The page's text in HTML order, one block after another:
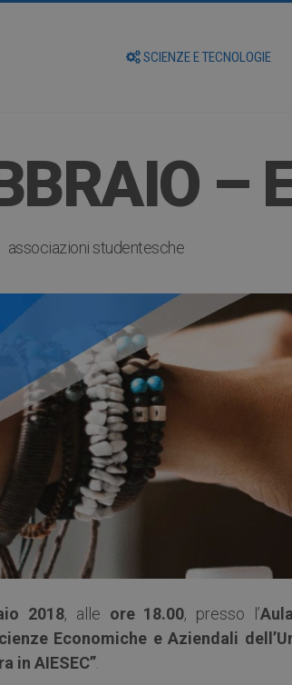
SCIENZE E TECNOLOGIE
–
associazioni studentesche
2018, alle ore 18.00, presso l’
Economiche e Aziendali
in AIESEC”